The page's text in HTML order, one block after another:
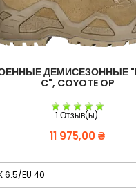
ДЕМИСЕЗОННЫЕ
C", COYOTE OP
1 Отзыв(ы)
Цена
11 975,00 ₴